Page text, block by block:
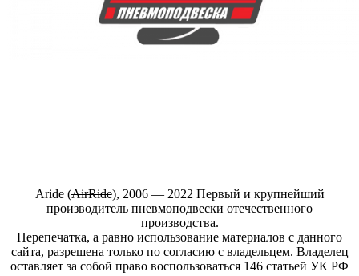
Aride (АirRide), 2006 — 2022 Первый и крупнейший
производитель пневмоподвески отечественного
производства.
Перепечатка, а равно использование материалов с данного
сайта, разрешена только по согласию с владельцем. Владелец
оставляет за собой право воспользоваться 146 статьей УК РФ